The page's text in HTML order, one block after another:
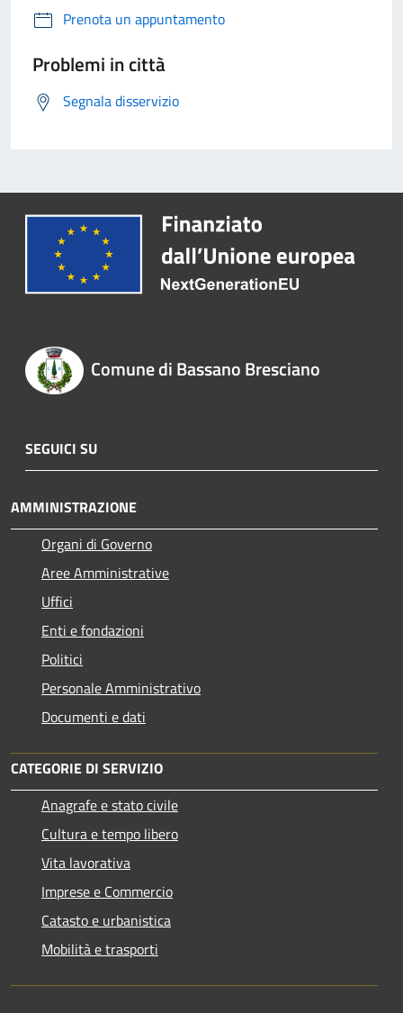
Prenota un appuntamento
Problemi in città
Segnala disservizio
Comune di Bassano Bresciano
SEGUICI SU
AMMINISTRAZIONE
Organi di Governo
Aree Amministrative
Uffici
Enti e fondazioni
Politici
Personale Amministrativo
Documenti e dati
CATEGORIE DI SERVIZIO
Anagrafe e stato civile
Cultura e tempo libero
Vita lavorativa
Imprese e Commercio
Catasto e urbanistica
Mobilità e trasporti